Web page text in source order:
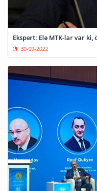
Ekspert: Elə MTK-lar var
30-09-2022